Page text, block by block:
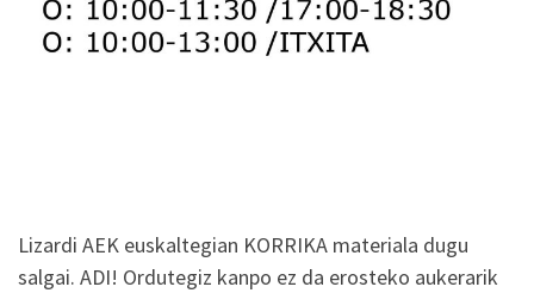
Lizardi AEK euskaltegian KORRIKA materiala dugu
salgai. ADI! Ordutegiz kanpo ez da erosteko aukerarik